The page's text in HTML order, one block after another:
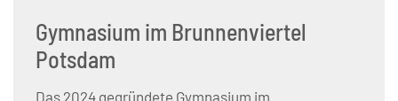
Gymnasium im Brunnenviertel
Potsdam
Das 2024 gegründete Gymnasium im